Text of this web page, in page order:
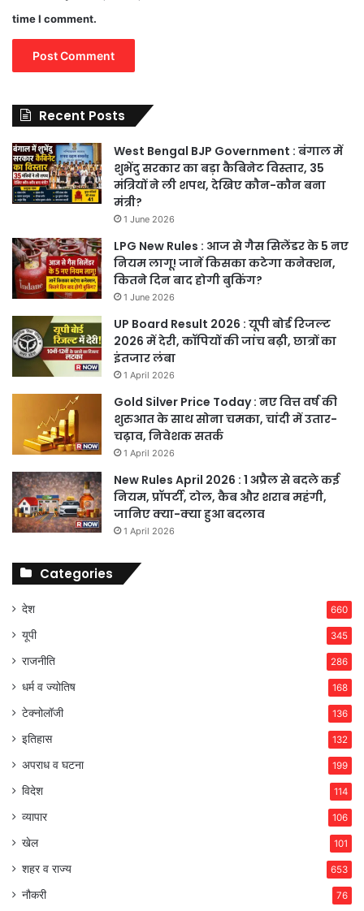
time I comment.
Recent Posts
West Bengal BJP Government : बंगाल में
शुभेंदु सरकार का बड़ा कैबिनेट विस्तार, 35
मंत्रियों ने ली शपथ, देखिए कौन-कौन बना
मंत्री?
1 June 2026
LPG New Rules : आज से गैस सिलेंडर के 5 नए
नियम लागू! जानें किसका कटेगा कनेक्शन,
कितने दिन बाद होगी बुकिंग?
1 June 2026
UP Board Result 2026 : यूपी बोर्ड रिजल्ट
2026 में देरी, कॉपियों की जांच बढ़ी, छात्रों का
इंतजार लंबा
1 April 2026
Gold Silver Price Today : नए वित्त वर्ष की
शुरुआत के साथ सोना चमका, चांदी में उतार-
चढ़ाव, निवेशक सतर्क
1 April 2026
New Rules April 2026 : 1 अप्रैल से बदले कई
नियम, प्रॉपर्टी, टोल, कैब और शराब महंगी,
जानिए क्या-क्या हुआ बदलाव
1 April 2026
Categories
देश 660
यूपी 345
राजनीति 286
धर्म व ज्योतिष 168
टेक्नोलॉजी 136
इतिहास 132
अपराध व घटना 199
विदेश 114
व्यापार 106
खेल 101
शहर व राज्य 653
नौकरी 76